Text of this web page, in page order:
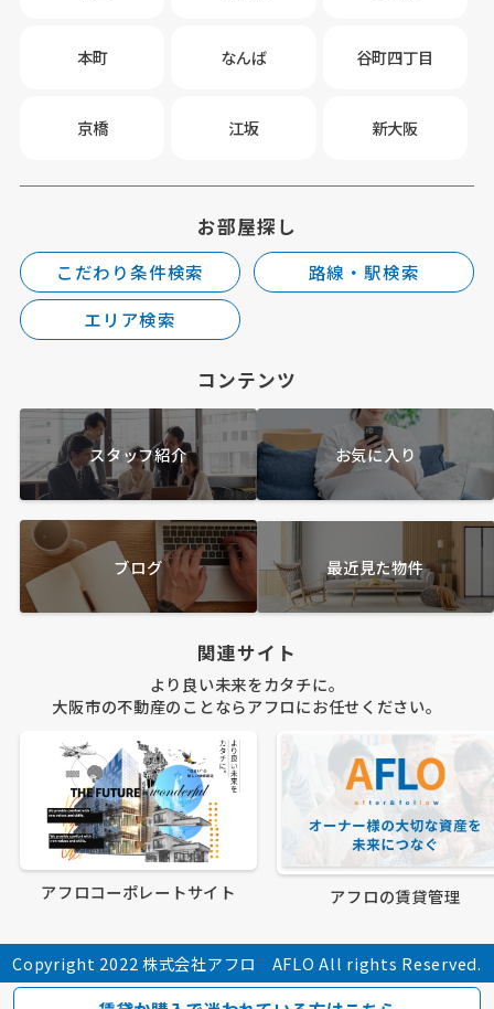
本町 なんば 谷町四丁目
京橋 江坂 新大阪
お部屋探し
こだわり条件検索
路線・駅検索
エリア検索
コンテンツ
スタッフ紹介 お気に入り
ブログ 最近見た物件
関連サイト
より良い未来をカタチに。
大阪市の不動産のことならアフロにお任せください。
アフロコーポレートサイト アフロの賃貸管理
Copyright 2022 株式会社アフロ AFLO All rights Reserved.